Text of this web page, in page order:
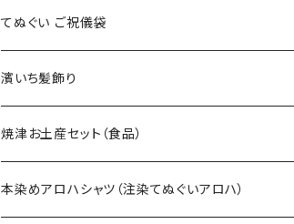
てぬぐい ご祝儀袋
濱いち髪飾り
焼津お土産セット（食品）
本染めアロハシャツ（注染てぬぐいアロハ）